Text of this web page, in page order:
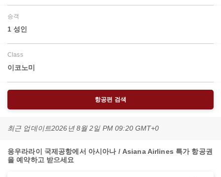
승객
1 성인
Class
이코노미
항공편 검색
최근 업데이트2026년 8월 2일 PM 09:20 GMT+0
응우라라이 국제공항에서 아시아나 / Asiana Airlines 특가 항공권
을 예약하고 받으세요